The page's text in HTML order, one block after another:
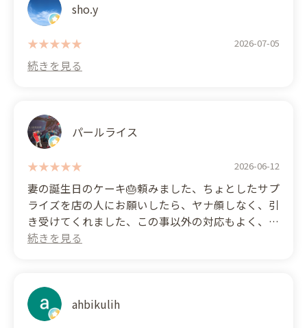
はなく、全体的に残念な買い物になってしまいまし
た。 (Translated by Google) I was waiting in line,
but someone who arrived after me placed their
order and paid without taking my place.
question their customer service.
didn't taste as good as I had hoped, making the
whole experience disappointing.
sho.y
2026-07-05
パールライス
2026-06-12
妻の誕生日のケーキ🎂頼みました、ちょとしたサプ
ライズを店の人にお願いしたら、ヤナ顔しなく、引
き受けてくれました、この事以外の対応もよく、愛
想が良く、ケーキも、美味しく、又利用して行きま
little surprise, they agreed without any hesitation.
Their service was excellent in every aspect, they
were friendly, and the cake was delicious. I will
ahbikulih